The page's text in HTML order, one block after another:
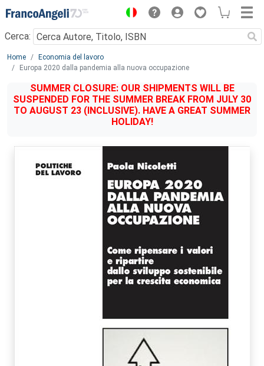
Menu
Cerca:
Main content
Home
Economia del lavoro
Europa 2020 dalla pandemia alla nuova occupazione
SUMMER CLOSURE: OUR SHIPMENTS WILL BE
SUSPENDED FOR THE SUMMER BREAK FROM JULY 30
TO AUGUST 23 (INCLUSIVE). HAVE A GREAT SUMMER
HOLIDAY!